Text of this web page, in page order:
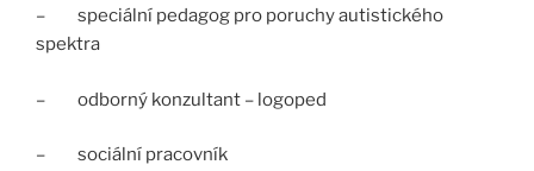
– speciální pedagog pro poruchy autistického
spektra
– odborný konzultant – logoped
– sociální pracovník